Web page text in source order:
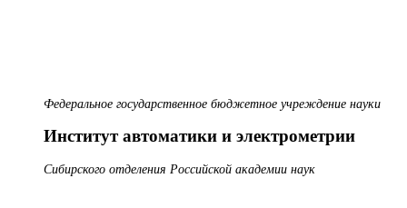
Федеральное государственное бюджетное учреждение науки
Институт автоматики и электрометрии
Сибирского отделения Российской академии наук